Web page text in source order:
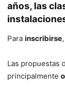
años, las
Para inscribirse
Las propuestas
principalmente